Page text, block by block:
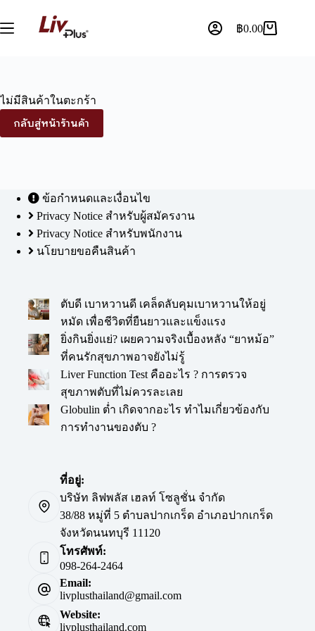
฿0.00
ไม่มีสินค้าในตะกร้า
กลับสู่หน้าร้านค้า
ข้อกำหนดและเงื่อนไข
Privacy Notice สำหรับผู้สมัครงาน
Privacy Notice สำหรับพนักงาน
นโยบายขอคืนสินค้า
ตับดี เบาหวานดี เคล็ดลับคุมเบาหวานให้อยู่
หมัด เพื่อชีวิตที่ยืนยาวและแข็งแรง
ยิ่งกินยิ่งแย่? เผยความจริงเบื้องหลัง “ยาหม้อ”
ที่คนรักสุขภาพอาจยังไม่รู้
Liver Function Test คืออะไร ? การตรวจ
สุขภาพตับที่ไม่ควรละเลย
Globulin ต่ำ เกิดจากอะไร ทำไมเกี่ยวข้องกับ
การทำงานของตับ ?
ที่อยู่:
บริษัท ลิฟพลัส เฮลท์ โซลูชั่น จำกัด
38/88 หมู่ที่ 5 ตำบลปากเกร็ด อำเภอปากเกร็ด
จังหวัดนนทบุรี 11120
โทรศัพท์:
098-264-2464
Email:
livplusthailand@gmail.com
Website:
livplusthailand.com